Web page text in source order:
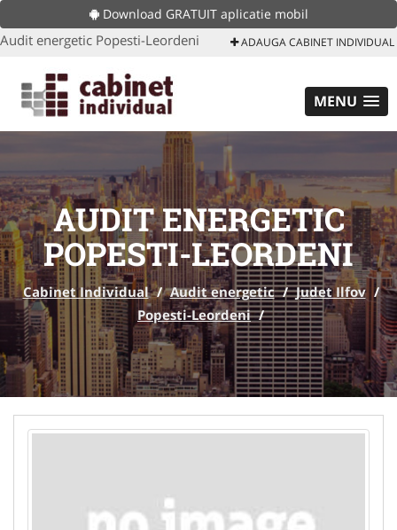
Download GRATUIT aplicatie mobil
Audit energetic Popesti-Leordeni ADAUGA CABINET INDIVIDUAL
MENU
AUDIT ENERGETIC
POPESTI-LEORDENI
Cabinet Individual / Audit energetic / Judet Ilfov /
Popesti-Leordeni /